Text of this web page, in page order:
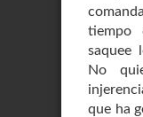
tiempo
saquee
No
que ha